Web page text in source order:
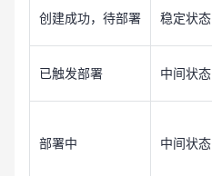
创建成功，待部署 稳定状态
已触发部署 中间状态
部署中 中间状态